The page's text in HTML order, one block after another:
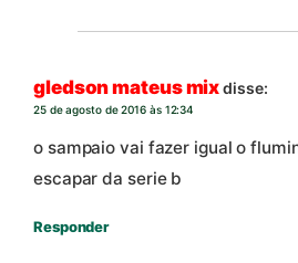
gledson mateus mixdisse:
25 de agosto de 2016 às 12:34
o sampaio vai fazer igual o
escapar da serie b
Responder